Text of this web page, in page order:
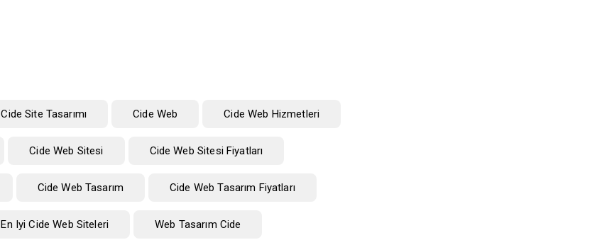
Cide Site Tasarımı Cide Web Cide Web Hizmetleri
Cide Web Sitesi Cide Web Sitesi Fiyatları
Cide Web Tasarım Cide Web Tasarım Fiyatları
En Iyi Cide Web Siteleri Web Tasarım Cide